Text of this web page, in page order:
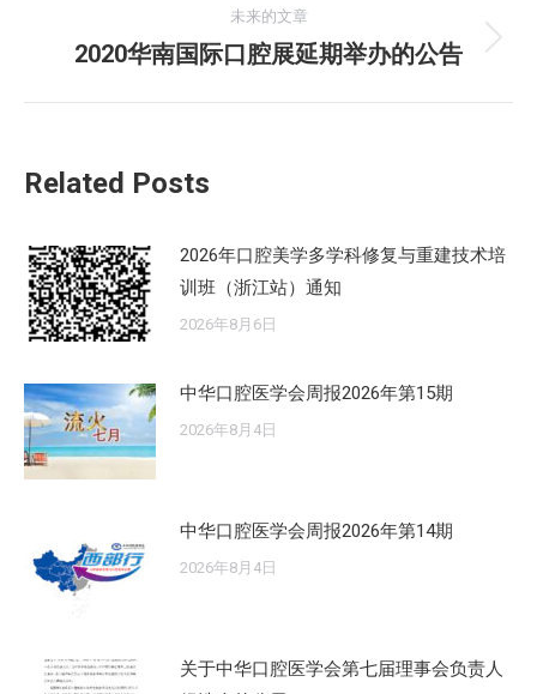
文
章：
未来的文章
未
2020华南国际口腔展延期举办的公告
Related Posts
2026年口腔美学多学科修复与重建技术培
训班（浙江站）通知
2026年8月6日
中华口腔医学会周报2026年第15期
2026年8月4日
中华口腔医学会周报2026年第14期
2026年8月4日
关于中华口腔医学会第七届理事会负责人